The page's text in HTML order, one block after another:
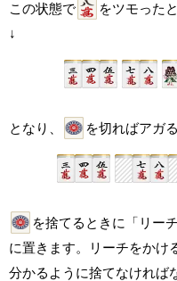
この状態で
をツモった
↓
となり、 を切ればアガ
を捨てるときに「リー
に置きます。リーチをかけ
分かるように捨てなければ